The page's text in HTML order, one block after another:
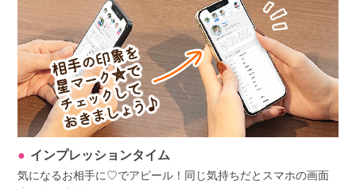
インプレッションタイム
気になるお相手に♡でアピール！同じ気持ちだとスマホの画面